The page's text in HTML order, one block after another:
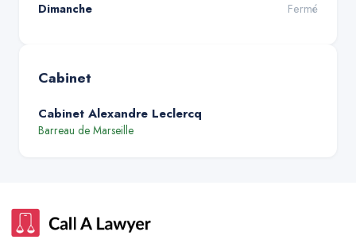
Dimanche Fermé
Cabinet
Cabinet Alexandre Leclercq
Barreau de Marseille